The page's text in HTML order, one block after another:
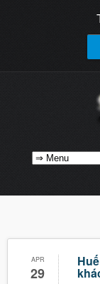
APR
29